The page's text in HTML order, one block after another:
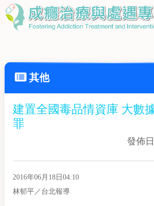
其他
建置全國毒品情資庫 大數
罪
發佈
2016年06月18日04:10
林郁平／台北報導